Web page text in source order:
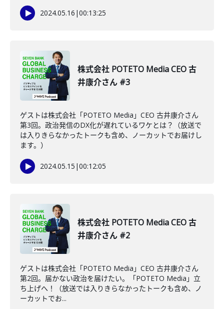
2024.05.16 |00:13:25
株式会社 POTETO Media CEO 古
井康介さん #3
ゲストは株式会社「POTETO Media」CEO 古井康介さん
第3回。政治発信のDX化が遅れているワケとは？（放送で
は入りきらなかったトークも含め、ノーカットでお届けし
ます。）
2024.05.15 |00:12:05
株式会社 POTETO Media CEO 古
井康介さん #2
ゲストは株式会社「POTETO Media」CEO 古井康介さん
第2回。届かない政治を届けたい。「POTETO Media」立
ち上げへ！（放送では入りきらなかったトークも含め、ノ
ーカットでお...